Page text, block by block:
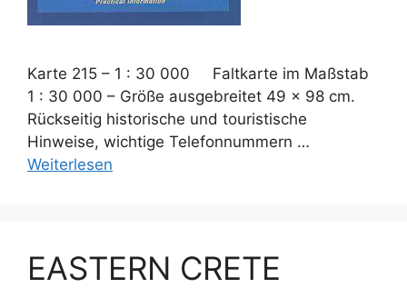
Karte 215 – 1 : 30 000 Faltkarte im Maßstab
1 : 30 000 – Größe ausgebreitet 49 x 98 cm.
Rückseitig historische und touristische
Hinweise, wichtige Telefonnummern …
Weiterlesen
EASTERN CRETE